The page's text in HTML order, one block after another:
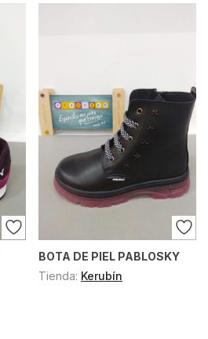
BOTA DE PIEL PABLOSKY
Tienda: Kerubín